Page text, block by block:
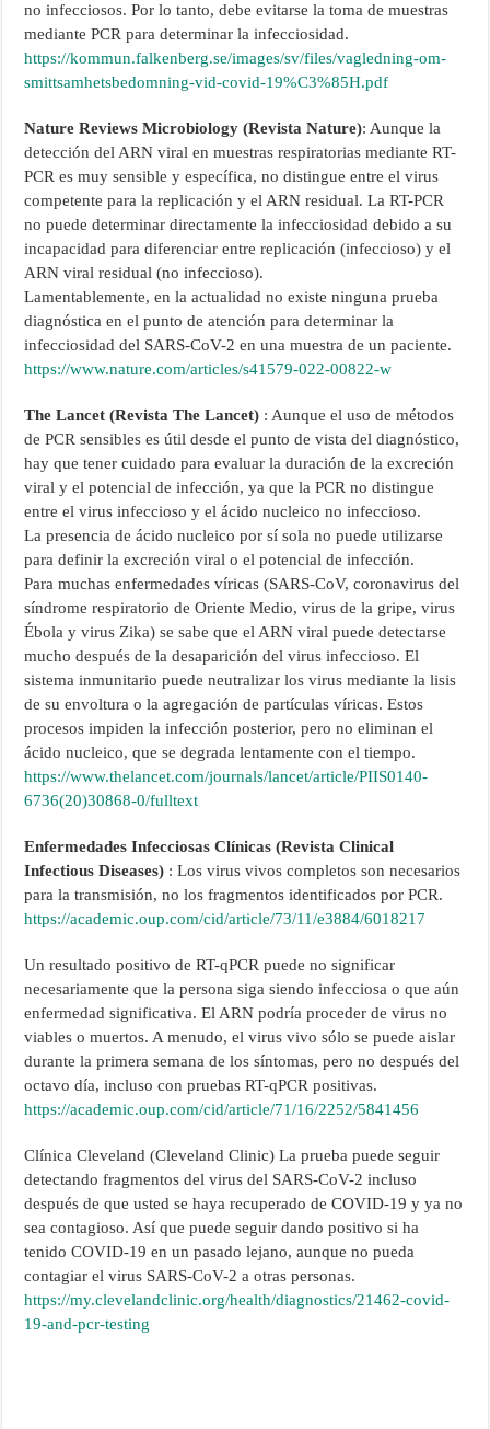
no infecciosos. Por lo tanto, debe evitarse la toma de muestras
mediante PCR para determinar la infecciosidad.
https://kommun.falkenberg.se/images/sv/files/vagledning-om-
smittsamhetsbedomning-vid-covid-19%C3%85H.pdf
Nature Reviews Microbiology (Revista Nature): Aunque la
detección del ARN viral en muestras respiratorias mediante RT-
PCR es muy sensible y específica, no distingue entre el virus
competente para la replicación y el ARN residual. La RT-PCR
no puede determinar directamente la infecciosidad debido a su
incapacidad para diferenciar entre replicación (infeccioso) y el
ARN viral residual (no infeccioso).
Lamentablemente, en la actualidad no existe ninguna prueba
diagnóstica en el punto de atención para determinar la
infecciosidad del SARS-CoV-2 en una muestra de un paciente.
https://www.nature.com/articles/s41579-022-00822-w
The Lancet (Revista The Lancet) : Aunque el uso de métodos
de PCR sensibles es útil desde el punto de vista del diagnóstico,
hay que tener cuidado para evaluar la duración de la excreción
viral y el potencial de infección, ya que la PCR no distingue
entre el virus infeccioso y el ácido nucleico no infeccioso.
La presencia de ácido nucleico por sí sola no puede utilizarse
para definir la excreción viral o el potencial de infección.
Para muchas enfermedades víricas (SARS-CoV, coronavirus del
síndrome respiratorio de Oriente Medio, virus de la gripe, virus
Ébola y virus Zika) se sabe que el ARN viral puede detectarse
mucho después de la desaparición del virus infeccioso. El
sistema inmunitario puede neutralizar los virus mediante la lisis
de su envoltura o la agregación de partículas víricas. Estos
procesos impiden la infección posterior, pero no eliminan el
ácido nucleico, que se degrada lentamente con el tiempo.
https://www.thelancet.com/journals/lancet/article/PIIS0140-
6736(20)30868-0/fulltext
Enfermedades Infecciosas Clínicas (Revista Clinical
Infectious Diseases) : Los virus vivos completos son necesarios
para la transmisión, no los fragmentos identificados por PCR.
https://academic.oup.com/cid/article/73/11/e3884/6018217
Un resultado positivo de RT-qPCR puede no significar
necesariamente que la persona siga siendo infecciosa o que aún
enfermedad significativa. El ARN podría proceder de virus no
viables o muertos. A menudo, el virus vivo sólo se puede aislar
durante la primera semana de los síntomas, pero no después del
octavo día, incluso con pruebas RT-qPCR positivas.
https://academic.oup.com/cid/article/71/16/2252/5841456
Clínica Cleveland (Cleveland Clinic) La prueba puede seguir
detectando fragmentos del virus del SARS-CoV-2 incluso
después de que usted se haya recuperado de COVID-19 y ya no
sea contagioso. Así que puede seguir dando positivo si ha
tenido COVID-19 en un pasado lejano, aunque no pueda
contagiar el virus SARS-CoV-2 a otras personas.
https://my.clevelandclinic.org/health/diagnostics/21462-covid-
19-and-pcr-testing